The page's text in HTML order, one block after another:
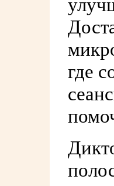
где